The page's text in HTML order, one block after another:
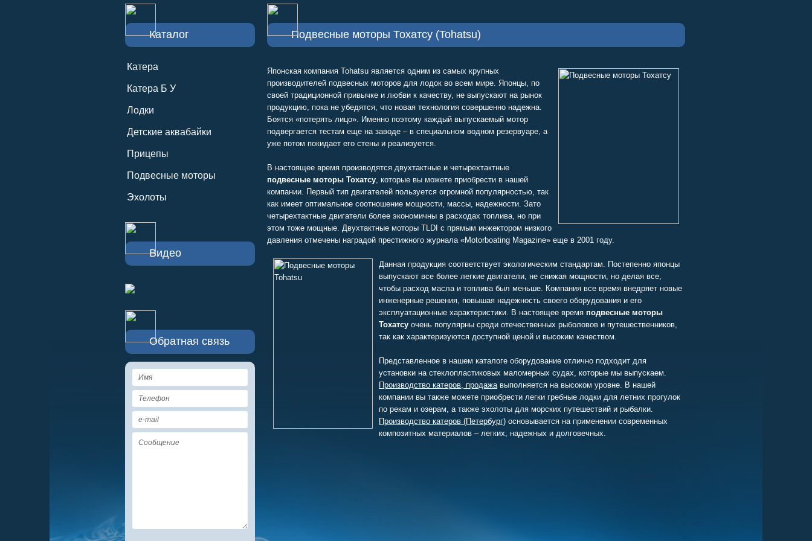
Каталог
Катера
Катера Б У
Лодки
Детские аквабайки
Прицепы
Подвесные моторы
Эхолоты
Видео
Обратная связь
Подвесные моторы Тохатсу (Tohatsu)
Японская компания Tohatsu является одним из самых крупных
производителей подвесных моторов для лодок во всем мире. Японцы, по
своей традиционной привычке и любви к качеству, не выпускают на рынок
продукцию, пока не убедятся, что новая технология совершенно надежна.
Боятся «потерять лицо». Именно поэтому каждый выпускаемый мотор
подвергается тестам еще на заводе – в специальном водном резервуаре, а
уже потом покидает его стены и реализуется.
В настоящее время производятся двухтактные и четырехтактные
подвесные моторы Тохатсу, которые вы можете приобрести в нашей
компании. Первый тип двигателей пользуется огромной популярностью, так
как имеет оптимальное соотношение мощности, массы, надежности. Зато
четырехтактные двигатели более экономичны в расходах топлива, но при
этом тоже мощные. Двухтактные моторы TLDI с прямым инжектором низкого
давления отмечены наградой престижного журнала «Motorboating Magazine» еще в 2001 году.
Данная продукция соответствует экологическим стандартам. Постепенно японцы
выпускают все более легкие двигатели, не снижая мощности, но делая все,
чтобы расход масла и топлива был меньше. Компания все время внедряет новые
инженерные решения, повышая надежность своего оборудования и его
эксплуатационные характеристики. В настоящее время подвесные моторы
Тохатсу очень популярны среди отечественных рыболовов и путешественников,
так как характеризуются доступной ценой и высоким качеством.
Представленное в нашем каталоге оборудование отлично подходит для
установки на стеклопластиковых маломерных судах, которые мы выпускаем.
Производство катеров, продажавыполняется на высоком уровне. В нашей
компании вы также можете приобрести легки гребные лодки для летних прогулок
по рекам и озерам, а также эхолоты для морских путешествий и рыбалки.
Производство катеров (Петербург) основывается на применении современных
композитных материалов – легких, надежных и долговечных.